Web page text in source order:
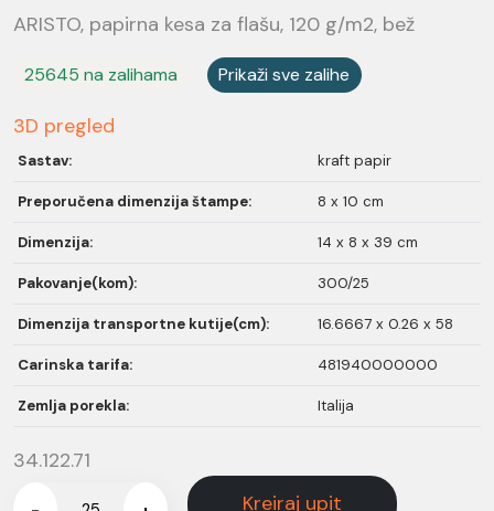
ARISTO, papirna kesa za flašu, 120 g/m2, bež
25645 na zalihama Prikaži sve zalihe
3D pregled
Sastav: kraft papir
Preporučena dimenzija štampe: 8 x 10 cm
Dimenzija: 14 x 8 x 39 cm
Pakovanje(kom): 300/25
Dimenzija transportne kutije(cm): 16.6667 x 0.26 x 58
Carinska tarifa: 481940000000
Zemlja porekla: Italija
34.122.71
Kreiraj upit